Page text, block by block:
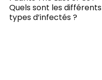
Quels sont les différents
types d’infectés ?